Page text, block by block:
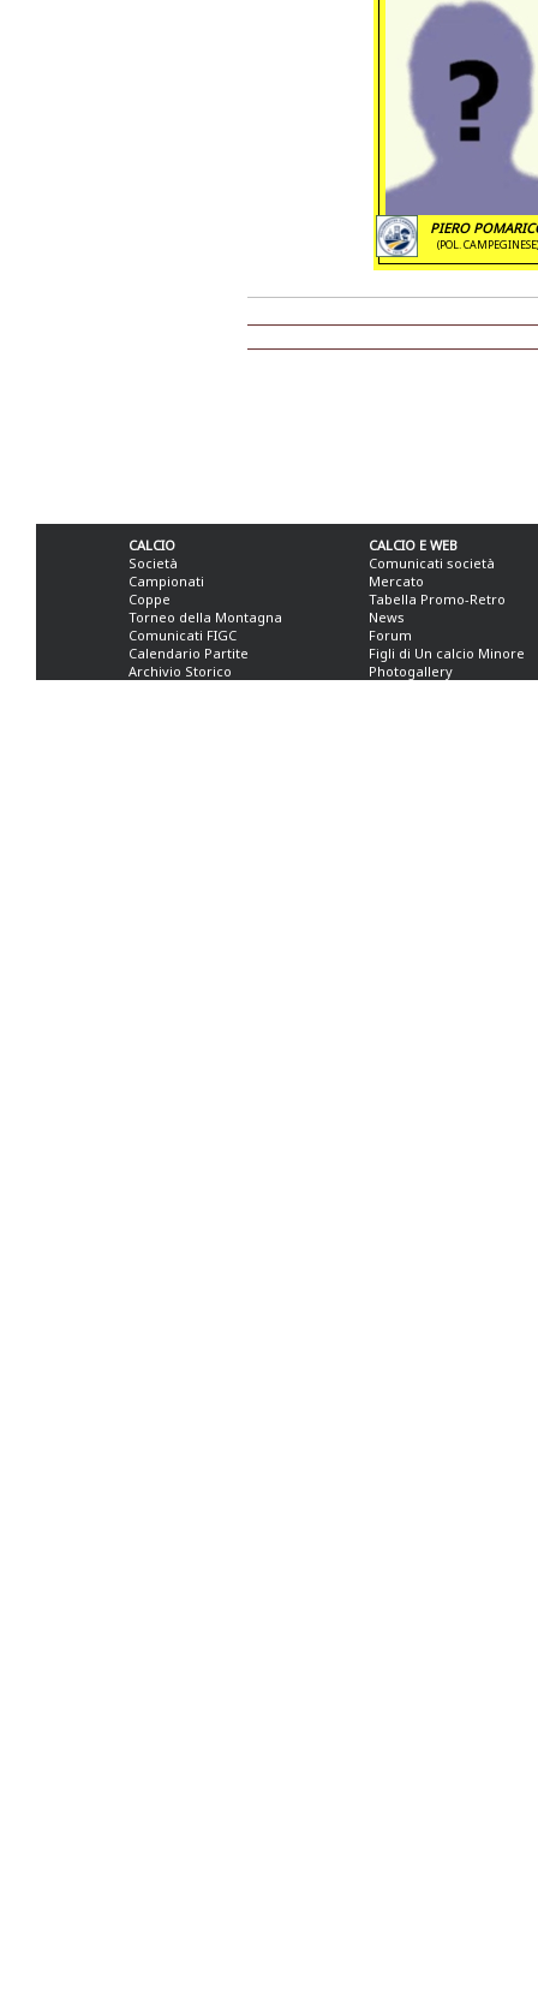
PIERO
(POL. CAMPEGINESE)
CALCIO
Società
Campionati
Coppe
Torneo della Montagna
Comunicati FIGC
Calendario Partite
Archivio Storico
CALCIO E WEB
Comunicati società
Mercato
Tabella Promo-Retro
News
Forum
Figli di Un calcio Minore
Photogallery